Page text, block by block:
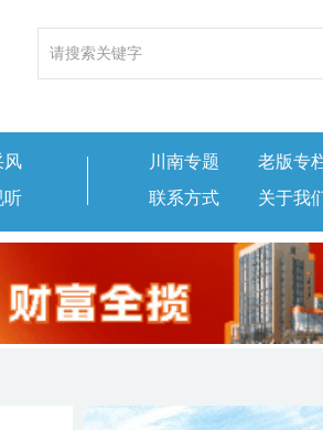
风
听
川南专题
老版专
联系方式
关于我